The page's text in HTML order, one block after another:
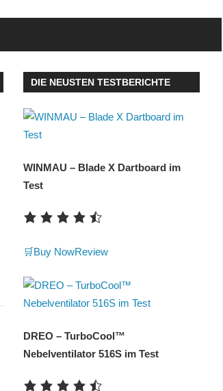
DIE NEUSTEN TESTBERICHTE
WINMAU – Blade X Dartboard im
Test
🛒Buy NowReview
DREO – TurboCool™
Nebelventilator 516S im Test